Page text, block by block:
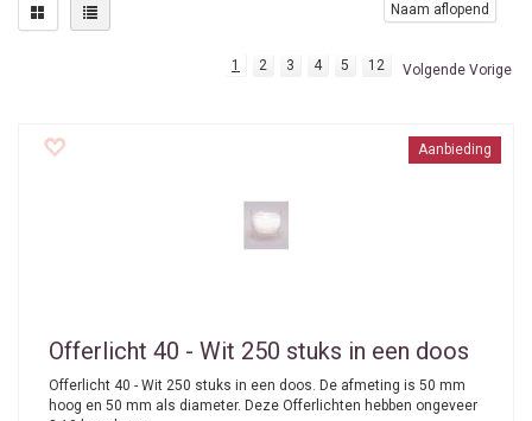
Naam aflopend
1 2 3 4 5 12 Volgende Vorige
Aanbieding
Offerlicht 40 - Wit 250 stuks in een doos
Offerlicht 40 - Wit 250 stuks in een doos. De afmeting is 50 mm
hoog en 50 mm als diameter. Deze Offerlichten hebben ongeveer